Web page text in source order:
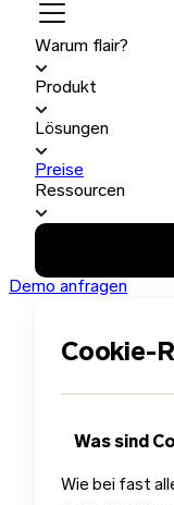
Warum flair?
Produkt
Lösungen
Preise
Ressourcen
Demo anfragen
Cookie-
Was sind
Wie bei fast